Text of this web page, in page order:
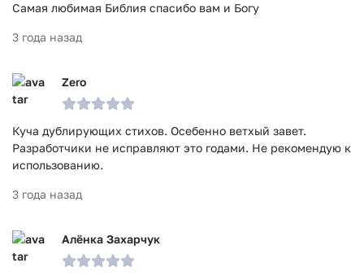
Самая любимая Библия спасибо вам и Богу
3 года назад
Zero
Куча дублирующих стихов. Осебенно ветхый завет.
Разработчики не исправляют это годами. Не рекомендую к
использованию.
3 года назад
Алёнка Захарчук